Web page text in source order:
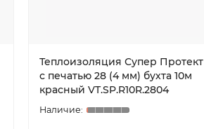
Теплоизоляция Супер Протект
с печатью 28 (4 мм) бухта 10м
красный VT.SP.R10R.2804